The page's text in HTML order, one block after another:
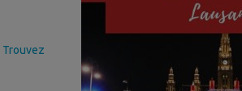
Trouvez